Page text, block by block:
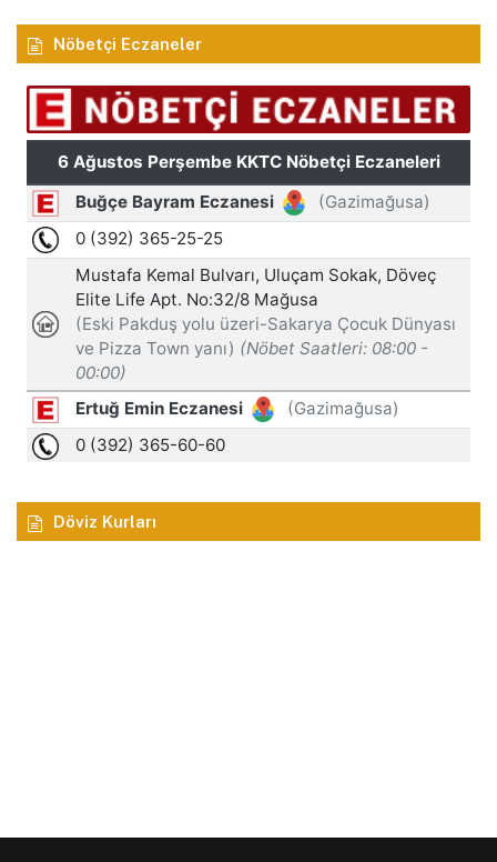
Nöbetçi Eczaneler
Döviz Kurları